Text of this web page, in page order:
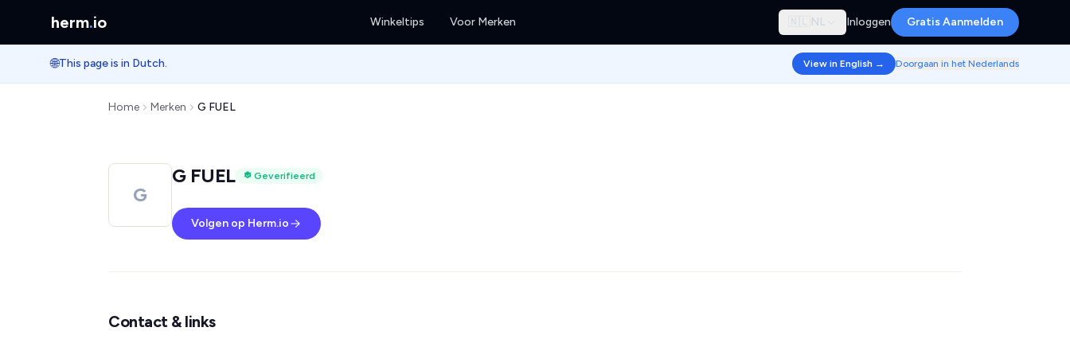
herm.io Winkeltips Voor Merken 🇳🇱 NL Inloggen Gratis Aanmelden
🌐This page is in Dutch. View in English → Doorgaan in het Nederlands
Home Merken G FUEL
G
G FUEL Geverifieerd
Volgen op Herm.io
Contact & links